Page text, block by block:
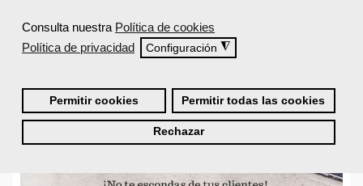
Consulta nuestra Política de cookies
Política de privacidad
Configuración ◮
Permitir cookies Permitir todas las cookies
Rechazar